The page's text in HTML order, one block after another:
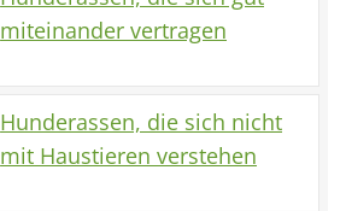
miteinander vertragen
Hunderassen, die sich nicht
mit Haustieren verstehen